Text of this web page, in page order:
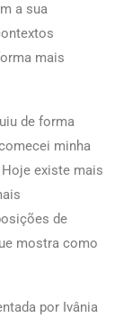
a sua
mais
de forma
minha
existe mais
de
mostra como
por Ivânia